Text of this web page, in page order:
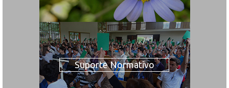
Suporte Normativo